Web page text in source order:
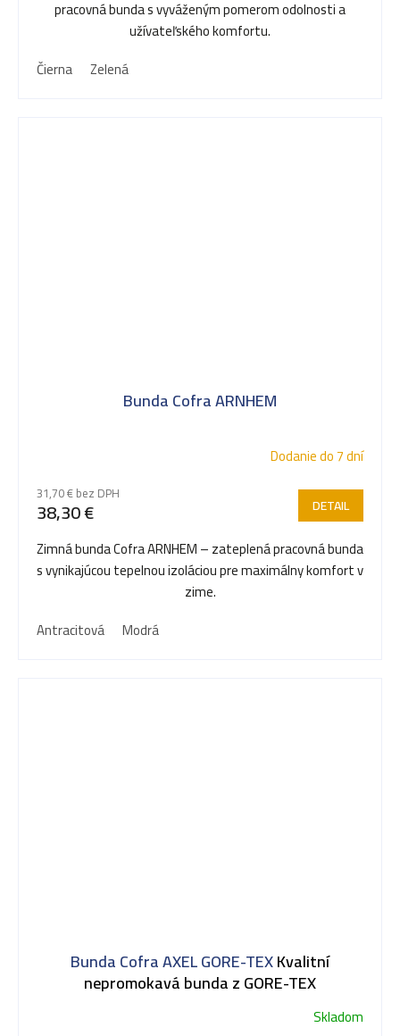
pracovná bunda s vyváženým pomerom odolnosti a
užívateľského komfortu.
Čierna
Zelená
Bunda Cofra ARNHEM
Dodanie do 7 dní
31,70 € bez DPH
38,30 € DETAIL
Zimná bunda Cofra ARNHEM – zateplená pracovná bunda
s vynikajúcou tepelnou izoláciou pre maximálny komfort v
zime.
Antracitová
Modrá
Bunda Cofra AXEL GORE-TEXKvalitní
nepromokavá bunda z GORE-TEX
Skladom